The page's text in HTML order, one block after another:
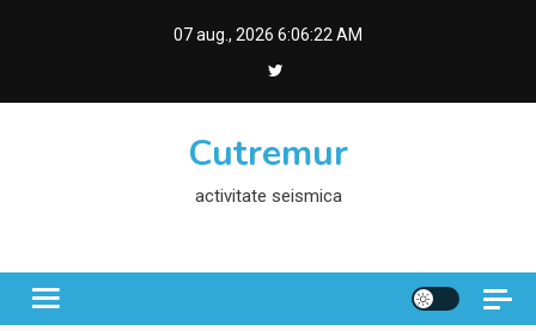
07 aug., 2026 6:06:23 AM
Cutremur
activitate seismica